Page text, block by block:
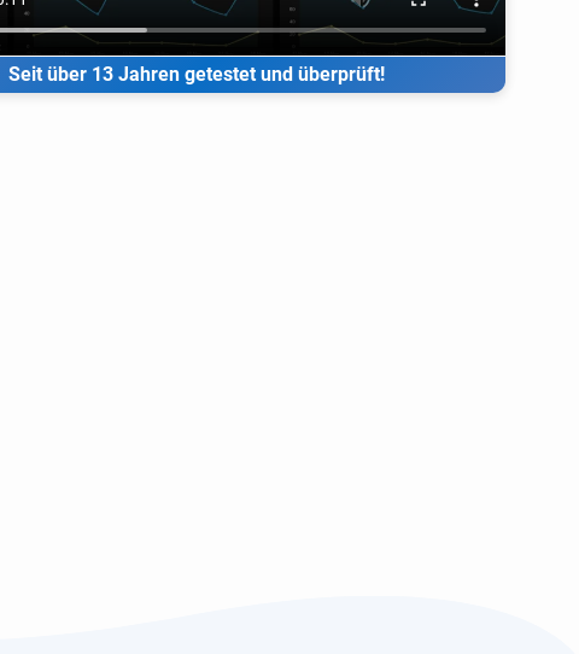
Seit über 13 Jahren getestet und überprüft!